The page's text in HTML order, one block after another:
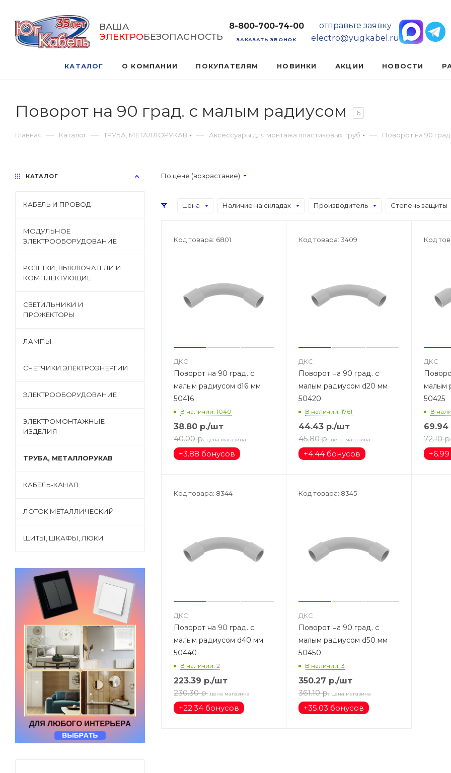
ВАША
ЭЛЕКТРОБЕЗОПАСНОСТЬ
8-800-700-74-00
ЗАКАЗАТЬ ЗВОНОК
отправьте заявку
electro@yugkabel.ru
КАТАЛОГ О КОМПАНИИ ПОКУПАТЕЛЯМ НОВИНКИ АКЦИИ НОВОСТИ
Поворот на 90 град. с малым радиусом 6
Главная — Каталог — ТРУБА, МЕТАЛЛОРУКАВ — Аксессуары для монтажа пластиковых труб — Поворот на 90
По цене (возрастание)
Цена Наличие на складах Производитель Степень защиты
Код товара: 6801
ДКС
Поворот на 90 град. с
малым радиусом d16 мм
50416
В наличии: 1040
38.80 р./шт
40.00 р. цена магазина
+3.88 бонусов
Код товара: 3409
ДКС
Поворот на 90 град. с
малым радиусом d20 мм
50420
В наличии: 1761
44.43 р./шт
45.80 р. цена магазина
+4.44 бонусов
Код
ДКС
малым
50425
В
69.94
72.10 р.
+
Код товара: 8344
ДКС
Поворот на 90 град. с
малым радиусом d40 мм
50440
В наличии: 2
223.39 р./шт
230.30 р. цена магазина
+22.34 бонусов
Код товара: 8345
ДКС
Поворот на 90 град. с
малым радиусом d50 мм
50450
В наличии: 3
350.27 р./шт
361.10 р. цена магазина
+35.03 бонусов
КАТАЛОГ
КАБЕЛЬ И ПРОВОД
МОДУЛЬНОЕ
ЭЛЕКТРООБОРУДОВАНИЕ
РОЗЕТКИ, ВЫКЛЮЧАТЕЛИ И
КОМПЛЕКТУЮЩИЕ
СВЕТИЛЬНИКИ И
ПРОЖЕКТОРЫ
ЛАМПЫ
СЧЕТЧИКИ ЭЛЕКТРОЭНЕРГИИ
ЭЛЕКТРООБОРУДОВАНИЕ
ЭЛЕКТРОМОНТАЖНЫЕ
ИЗДЕЛИЯ
ТРУБА, МЕТАЛЛОРУКАВ
КАБЕЛЬ-КАНАЛ
ЛОТОК МЕТАЛЛИЧЕСКИЙ
ЩИТЫ, ШКАФЫ, ЛЮКИ